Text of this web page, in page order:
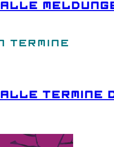
ALLE
TERMINE
ALLE TERMINE